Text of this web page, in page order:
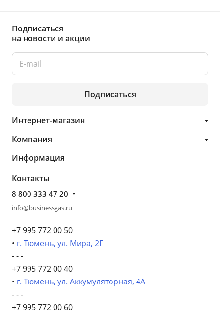
Подписаться
на новости и акции
Подписаться
Интернет-магазин
Компания
Информация
Контакты
8 800 333 47 20
info@businessgas.ru
+7 995 772 00 50
• г. Тюмень, ул. Мира, 2Г
- - -
+7 995 772 00 40
• г. Тюмень, ул. Аккумуляторная, 4А
- - -
+7 995 772 00 60